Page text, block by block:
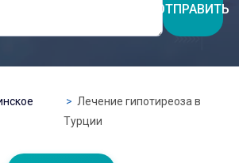
ОТПРАВИТЬ
Лечение гипотиреоза в
Турции